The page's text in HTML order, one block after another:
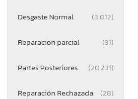
Desgaste Normal (3,012)
Reparacion parcial (31)
Partes Posteriores (20,231)
Reparación Rechazada (28)